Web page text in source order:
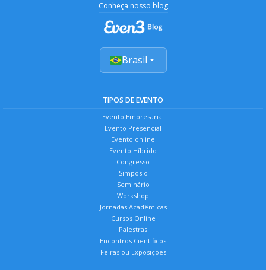
Conheça nosso blog
Brasil
TIPOS DE EVENTO
Evento Empresarial
Evento Presencial
Evento online
Evento Híbrido
Congresso
Simpósio
Seminário
Workshop
Jornadas Acadêmicas
Cursos Online
Palestras
Encontros Científicos
Feiras ou Exposições